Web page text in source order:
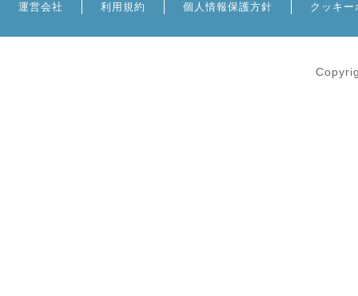
運営会社 利用規約 個人情報保護方針 クッキー